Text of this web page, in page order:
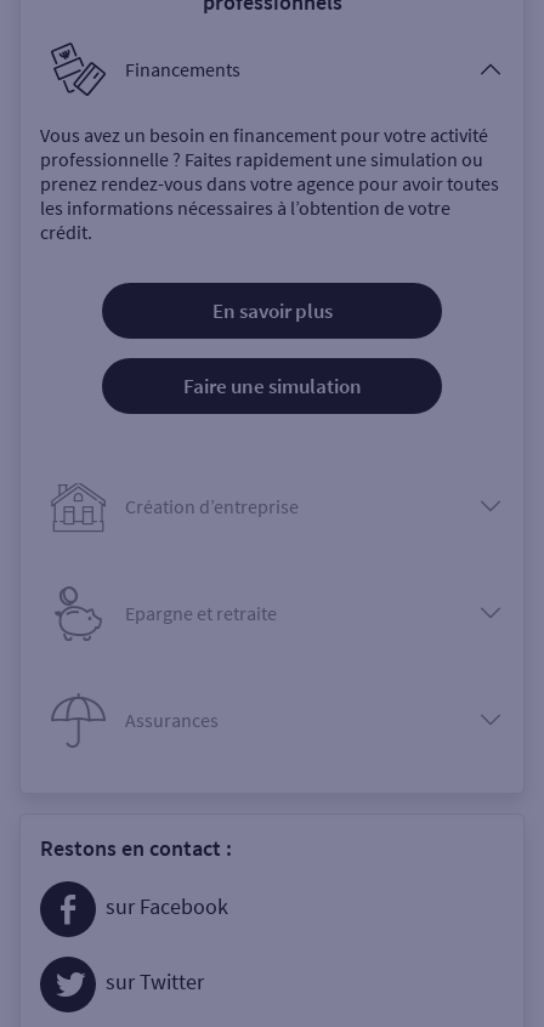
Financements
Vous avez un besoin en financement pour votre activité
professionnelle ? Faites rapidement une simulation ou
prenez rendez-vous dans votre agence pour avoir toutes
les informations nécessaires à l’obtention de votre
crédit.
En savoir plus
Faire une simulation
Création d’entreprise
Epargne et retraite
Assurances
Restons en contact :
sur Facebook
sur Twitter